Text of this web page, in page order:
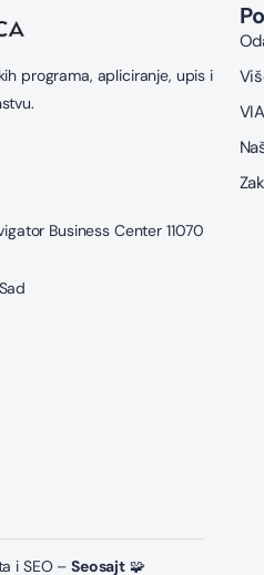
programa, apliciranje, upis i
Business Center 11070
i SEO –Seosajt 🧩